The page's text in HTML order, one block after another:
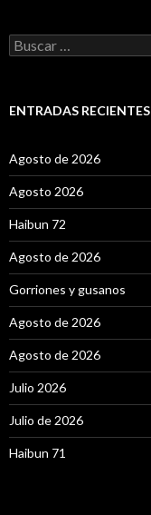
B
u
a
ENTRADAS RECIENTES
Agosto de 2026
Agosto 2026
Haibun 72
Agosto de 2026
Gorriones y gusanos
Agosto de 2026
Agosto de 2026
Julio 2026
Julio de 2026
Haibun 71